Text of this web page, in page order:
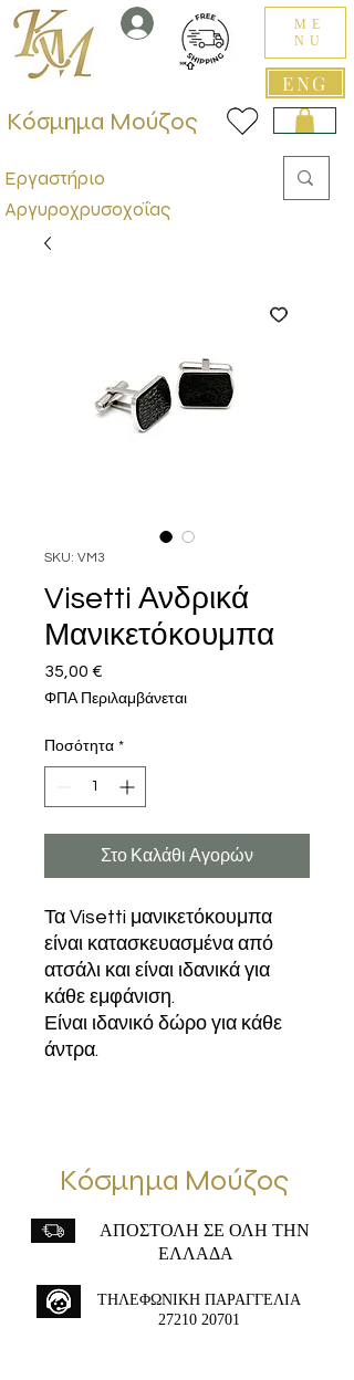
ENG
ME
NU
Εργαστήριο
Αργυροχρυσοχοΐας
Κόσμημα Μούζος
SKU: VM3
Visetti Ανδρικά
Μανικετόκουμπα
35,00 €
ΦΠΑ Περιλαμβάνεται
Ποσότητα *
Στο Καλάθι Αγορών
Τα Visetti μανικετόκουμπα
είναι κατασκευασμένα από
ατσάλι και είναι ιδανικά για
κάθε εμφάνιση.
Είναι ιδανικό δώρο για κάθε
άντρα.
Κόσμημα Μούζος
ΑΠΟΣΤΟΛΗ ΣΕ ΟΛΗ ΤΗΝ
ΕΛΛΑΔΑ
ΤΗΛΕΦΩΝΙΚΗ ΠΑΡΑΓΓΕΛΙΑ
27210 20701